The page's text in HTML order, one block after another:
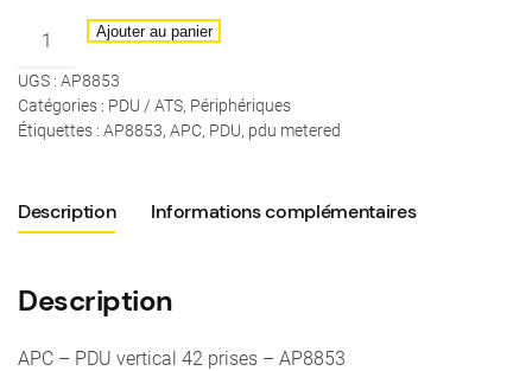
quantité
APC
-
PDU
42
prises
AP8853
36x
Ajouter au panier
UGS : AP8853
Catégories : PDU / ATS, Périphériques
Étiquettes : AP8853, APC, PDU, pdu metered
Description Informations complémentaires
Description
APC – PDU vertical 42 prises – AP8853